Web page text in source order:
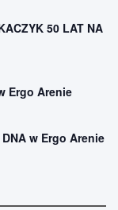
50 LAT NA
Ergo Arenie
w Ergo Arenie